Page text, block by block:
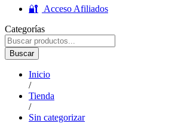
🔐
Acceso Afiliados
Categorías
Buscar
Inicio
/
Tienda
/
Sin categorizar